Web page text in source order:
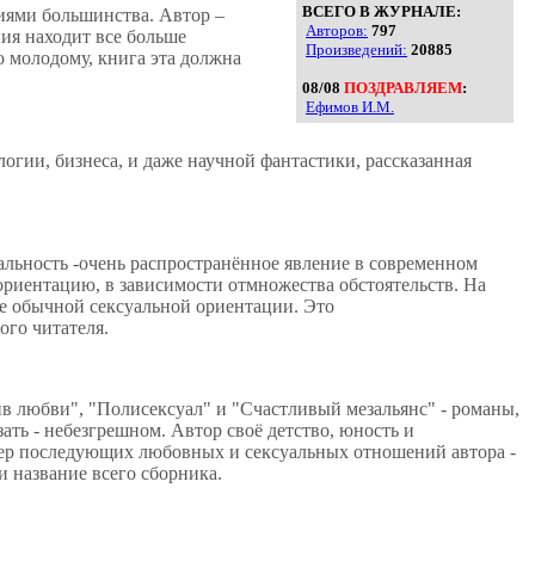
ВСЕГО В ЖУРНАЛЕ:
Авторов: 797
Произведений: 20885
08/08 ПОЗДРАВЛЯЕМ:
Ефимов И.М.
большинства. Автор –
находит все больше
книга эта должна
бизнеса, и даже научной фантастики, рассказанная
-очень распространённое явление в современном
в зависимости отмножества обстоятельств. На
обычной сексуальной ориентации. Это
читателя.
любви", "Полисексуал" и "Счастливый мезальянс" - романы,
- небезгрешном. Автор своё детство, юность и
последующих любовных и сексуальных отношений автора -
всего сборника.